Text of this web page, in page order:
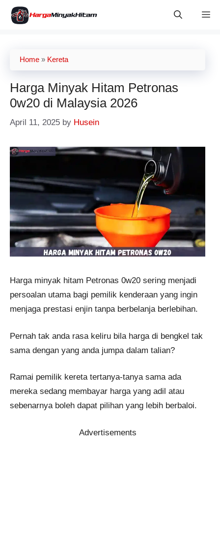
Skip
Home » Kereta
Harga Minyak Hitam Petronas
0w20 di Malaysia 2026
April 11, 2025 by Husein
Harga minyak hitam Petronas 0w20 sering menjadi
persoalan utama bagi pemilik kenderaan yang ingin
menjaga prestasi enjin tanpa berbelanja berlebihan.
Pernah tak anda rasa keliru bila harga di bengkel tak
sama dengan yang anda jumpa dalam talian?
Ramai pemilik kereta tertanya-tanya sama ada
mereka sedang membayar harga yang adil atau
sebenarnya boleh dapat pilihan yang lebih berbaloi.
Advertisements